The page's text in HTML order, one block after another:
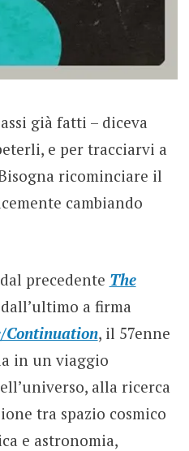
già fatti – diceva
e per tracciarvi a
ricominciare il
cambiando
precedente The
a firma
Continuation, il 57enne
in un viaggio
alla ricerca
tra spazio cosmico
e astronomia,